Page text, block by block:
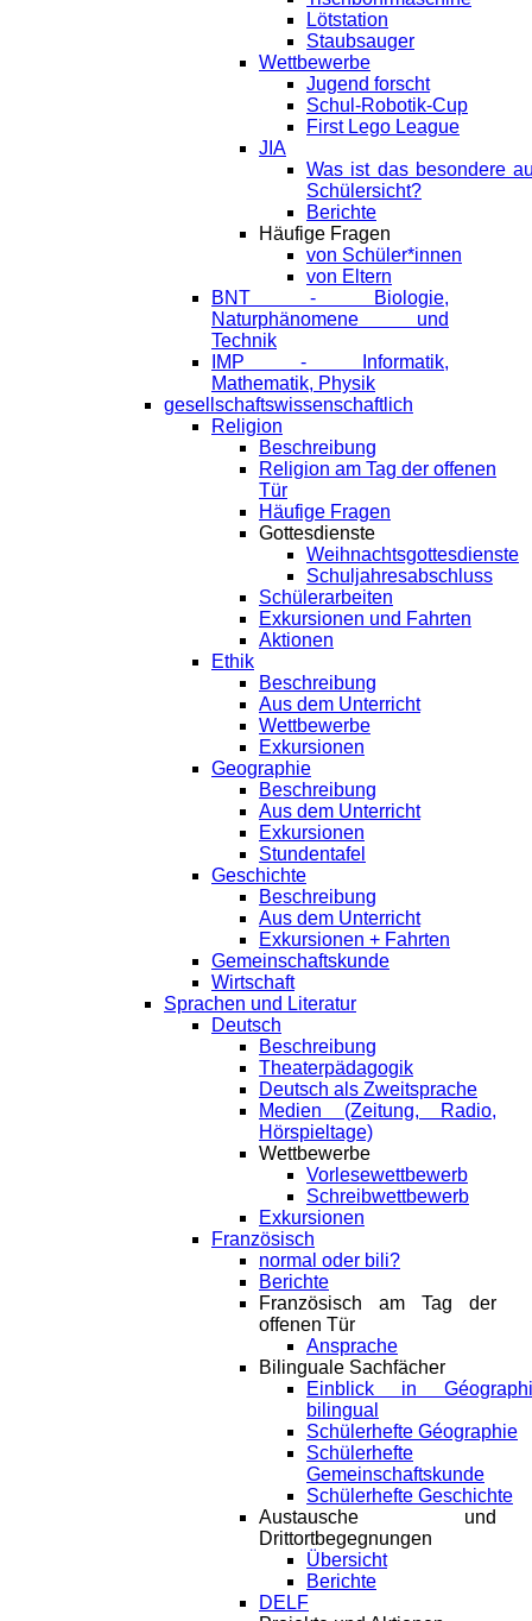
Lötstation
Staubsauger
Wettbewerbe
Jugend forscht
Schul-Robotik-Cup
First Lego League
JIA
Was ist das besondere
Schülersicht?
Berichte
Häufige Fragen
von Schüler*innen
von Eltern
BNT - Biologie,
Naturphänomene und
Technik
IMP - Informatik,
Mathematik, Physik
gesellschaftswissenschaftlich
Religion
Beschreibung
Religion am Tag der offenen
Tür
Häufige Fragen
Gottesdienste
Weihnachtsgottesdienste
Schuljahresabschluss
Schülerarbeiten
Exkursionen und Fahrten
Aktionen
Ethik
Beschreibung
Aus dem Unterricht
Wettbewerbe
Exkursionen
Geographie
Beschreibung
Aus dem Unterricht
Exkursionen
Stundentafel
Geschichte
Beschreibung
Aus dem Unterricht
Exkursionen + Fahrten
Gemeinschaftskunde
Wirtschaft
Sprachen und Literatur
Deutsch
Beschreibung
Theaterpädagogik
Deutsch als Zweitsprache
Medien (Zeitung, Radio,
Hörspieltage)
Wettbewerbe
Vorlesewettbewerb
Schreibwettbewerb
Exkursionen
Französisch
normal oder bili?
Berichte
Französisch am Tag der
offenen Tür
Ansprache
Bilinguale Sachfächer
Einblick in
bilingual
Schülerhefte Géographie
Schülerhefte
Gemeinschaftskunde
Schülerhefte Geschichte
Austausche und
Drittortbegegnungen
Übersicht
Berichte
DELF